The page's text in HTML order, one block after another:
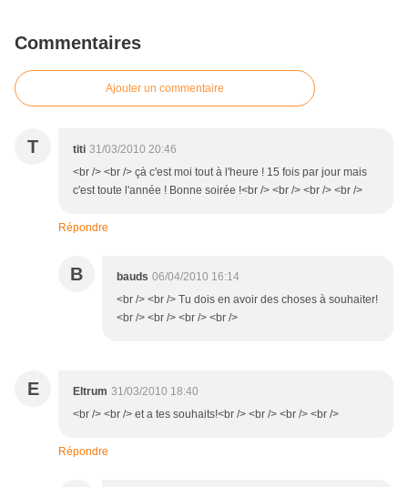
Commentaires
Ajouter un commentaire
T titi 31/03/2010 20:46
<br /> <br /> çà c'est moi tout à l'heure ! 15 fois par jour mais
c'est toute l'année ! Bonne soirée !<br /> <br /> <br /> <br />
Répondre
B bauds 06/04/2010 16:14
<br /> <br /> Tu dois en avoir des choses à souhaiter!
<br /> <br /> <br /> <br />
E Eltrum 31/03/2010 18:40
<br /> <br /> et a tes souhaits!<br /> <br /> <br /> <br />
Répondre